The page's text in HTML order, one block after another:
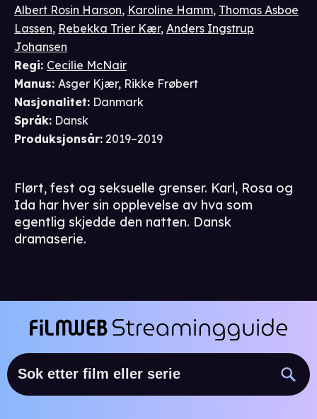
Albert Rosin Harson, Karoline Hamm, Thomas Asboe
Lassen, Rebekka Trier Kær, Anders Ingstrup
Johansen
Regi: Cecilie McNair
Manus: Asger Kjær, Rikke Frøbert
Nasjonalitet: Danmark
Språk: Dansk
Produksjonsår: 2019–2019
Flørt, fest og seksuelle grenser. Karl, Rosa og
Ida har hver sin opplevelse av hva som
egentlig skjedde den natten. Dansk
dramaserie.